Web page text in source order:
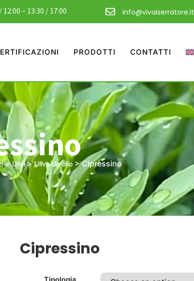
12:00 – 13:30 / 17:00 info@vivaiserratore.it
PRODOTTI CONTATTI
>Ulivi>Ulivo da olio>Cipressino
Cipressino